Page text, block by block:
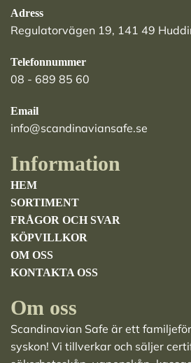
Adress
Regulatorvägen 19, 141 49
Telefonnummer
08 - 689 85 60
Email
info@scandinaviansafe.se
Information
HEM
SORTIMENT
FRÅGOR OCH SVAR
KÖPVILLKOR
OM OSS
KONTAKTA OSS
Om oss
Scandinavian Safe är ett
syskon! Vi tillverkar och säljer